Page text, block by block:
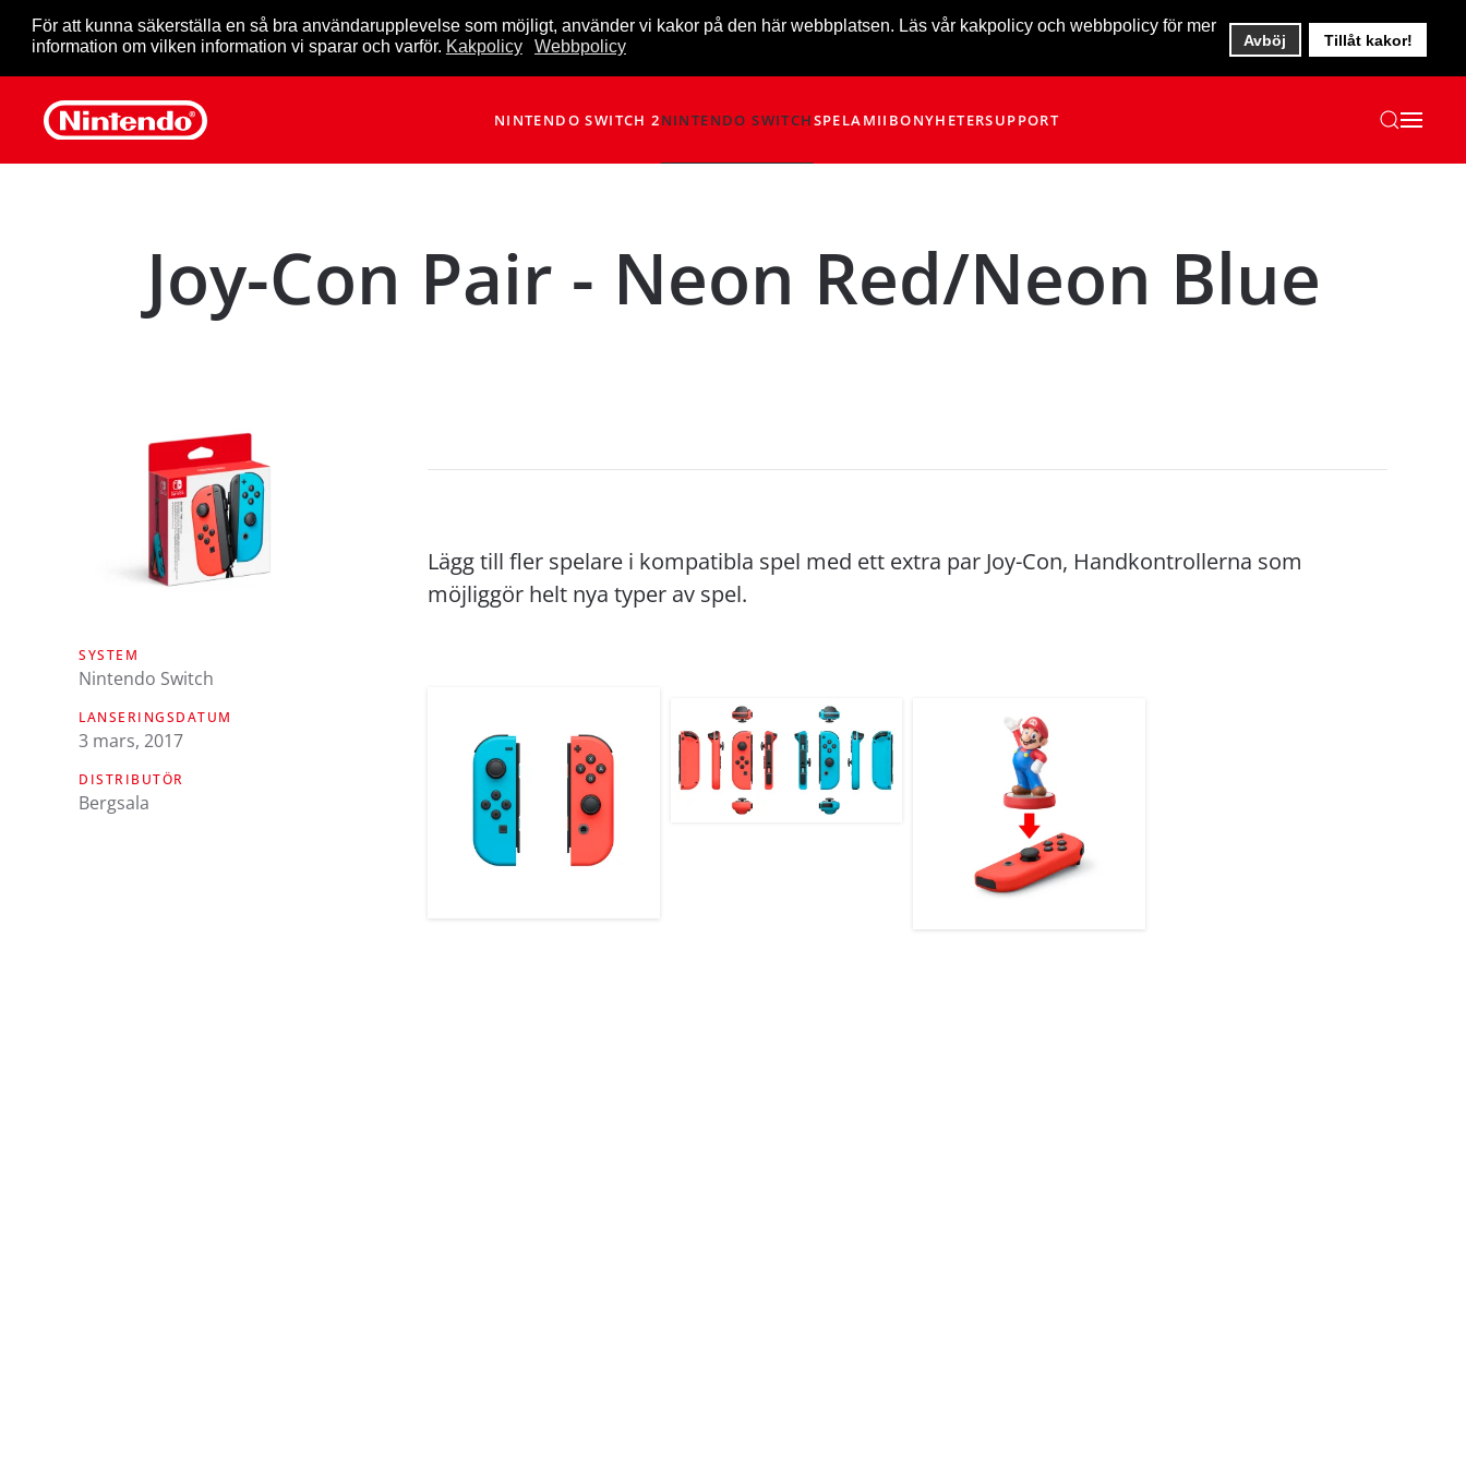
För att kunna säkerställa en så bra användarupplevelse som möjligt, använder vi kakor på den här webbplatsen. Läs vår kakpolicy och webbpolicy för mer
information om vilken information vi sparar och varför. Kakpolicy Webbpolicy Avböj Tillåt kakor!
Skip to main content
NINTENDO SWITCH 2NINTENDO SWITCHSPELAMIIBONYHETERSUPPORT
Joy-Con Pair - Neon Red/Neon Blue
SYSTEM
Nintendo Switch
LANSERINGSDATUM
3 mars, 2017
DISTRIBUTÖR
Bergsala
Lägg till fler spelare i kompatibla spel med ett extra par Joy-Con, Handkontrollerna som
möjliggör helt nya typer av spel.